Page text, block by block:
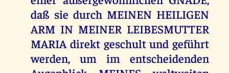
daß sie durch MEINEN HEILIGEN
ARM IN MEINER LEIBESMUTTER
MARIA direkt geschult und geführt
werden, um im entscheidenden